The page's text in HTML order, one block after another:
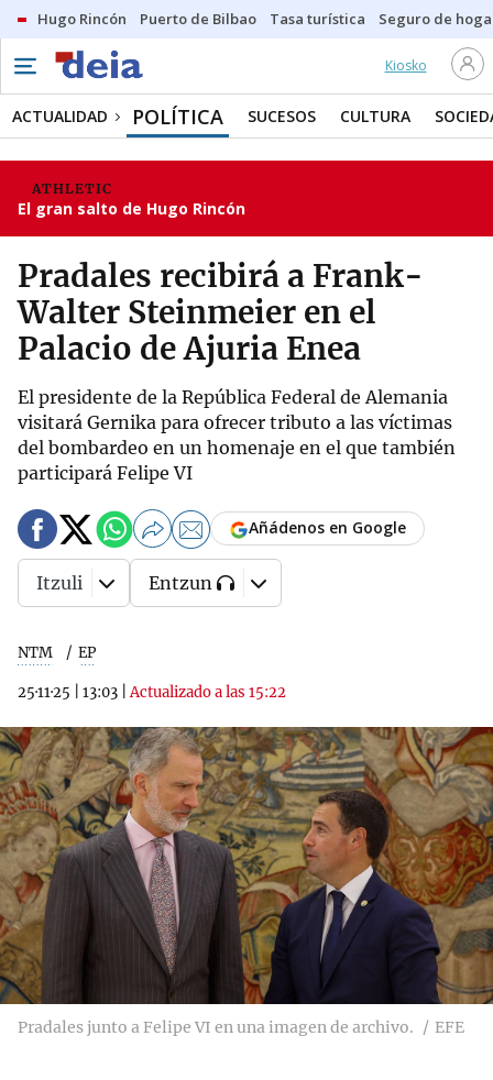
Hugo Rincón Puerto de Bilbao Tasa turística Seguro de
Kiosko
ACTUALIDAD POLÍTICA SUCESOS CULTURA
ATHLETIC
El gran salto de Hugo Rincón
Pradales recibirá a Frank-
Walter Steinmeier en el
Palacio de Ajuria Enea
El presidente de la República Federal de Alemania
visitará Gernika para ofrecer tributo a las víctimas
del bombardeo en un homenaje en el que también
participará Felipe VI
NTM EP
25·11·25 13:03 |Actualizado a las 15:22
Añádenos en Google
Itzuli Entzun
Pradales junto a Felipe VI en una imagen de archivo. EFE